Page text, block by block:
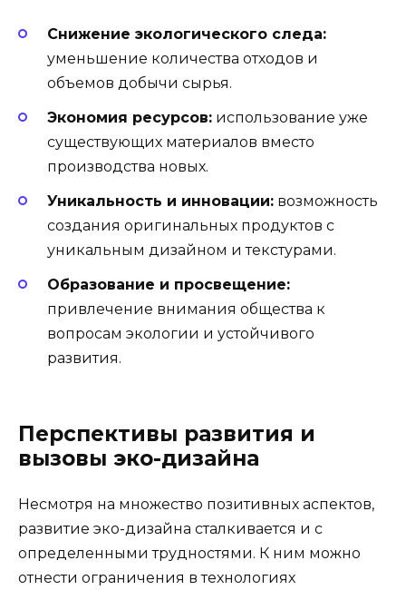
Снижение экологического следа:
уменьшение количества отходов и
объемов добычи сырья.
Экономия ресурсов: использование уже
существующих материалов вместо
производства новых.
Уникальность и инновации: возможность
создания оригинальных продуктов с
уникальным дизайном и текстурами.
Образование и просвещение:
привлечение внимания общества к
вопросам экологии и устойчивого
развития.
Перспективы развития и
вызовы эко-дизайна
Несмотря на множество позитивных аспектов,
развитие эко-дизайна сталкивается и с
определенными трудностями. К ним можно
отнести ограничения в технологиях